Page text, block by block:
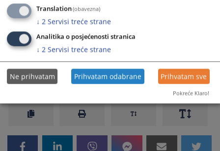
Zahtjev za izdavanje uvjerenja_fizičko lice
Zahtjev za izdavanje uvjerenja_pravno lice
Zahtjev za idavanje uvjerenja o nepostojanju duga u
registru novcanih kazni
1227PREGLEDA
Translation(obavezna)
↓ 2 Servisi treće strane
Analitika o posjećenosti stranica
↓ 2 Servisi treće strane
Ne prihvatam Prihvatam odabrane Prihvatam sve
Pokreće Klaro!